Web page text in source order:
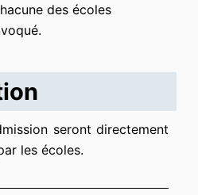
des écoles
seront directement
les écoles.